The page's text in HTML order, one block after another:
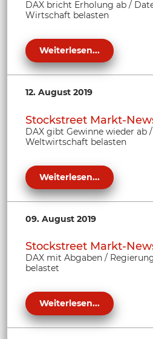
DAX bricht Erholung ab /
Wirtschaft belasten
Weiterlesen...
12. August 2019
Stockstreet Markt-
DAX gibt Gewinne wieder ab
Weltwirtschaft belasten
Weiterlesen...
09. August 2019
Stockstreet Markt-
DAX mit Abgaben /
belastet
Weiterlesen...